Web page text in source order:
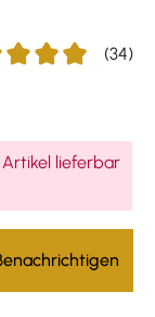
(34)
lieferbar